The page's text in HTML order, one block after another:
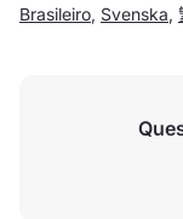
Brasileiro, Svenska,